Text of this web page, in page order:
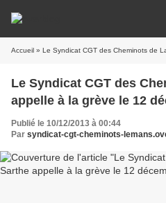
Accueil » Le Syndicat CGT des Cheminots de La
Le Syndicat CGT des
appelle à la grève le 12
Publié le 10/12/2013 à 00:44
Par syndicat-cgt-cheminots-